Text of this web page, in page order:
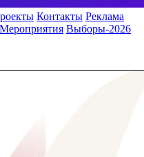
Контакты Реклама
Мероприятия Выборы-2026